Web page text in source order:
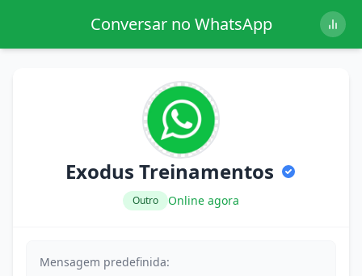
Conversar no WhatsApp
Exodus Treinamentos
Outro Online agora
Mensagem predefinida: